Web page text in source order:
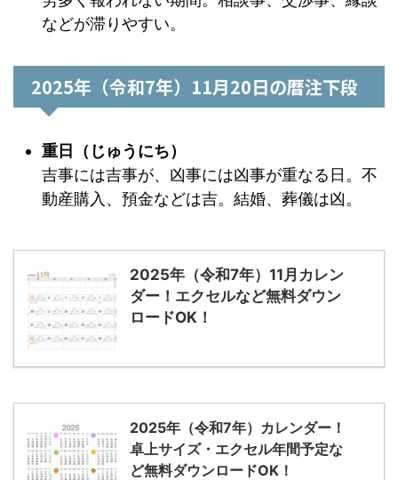
などが滞りやすい。
2025年（令和7年）11月20日の暦注下段
重日（じゅうにち）
吉事には吉事が、凶事には凶事が重なる日。不
動産購入、預金などは吉。結婚、葬儀は凶。
2025年（令和7年）11月カレン
ダー！エクセルなど無料ダウン
ロードOK！
2025年（令和7年）カレンダー！
卓上サイズ・エクセル年間予定な
ど無料ダウンロードOK！